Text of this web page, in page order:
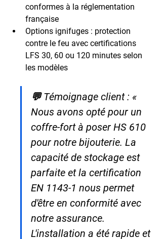
conformes à la réglementation
française
Options ignifuges : protection
contre le feu avec certifications
LFS 30, 60 ou 120 minutes selon
les modèles
💬 Témoignage client : «
Nous avons opté pour un
coffre-fort à poser HS 610
pour notre bijouterie. La
capacité de stockage est
parfaite et la certification
EN 1143-1 nous permet
d'être en conformité avec
notre assurance.
L'installation a été rapide et